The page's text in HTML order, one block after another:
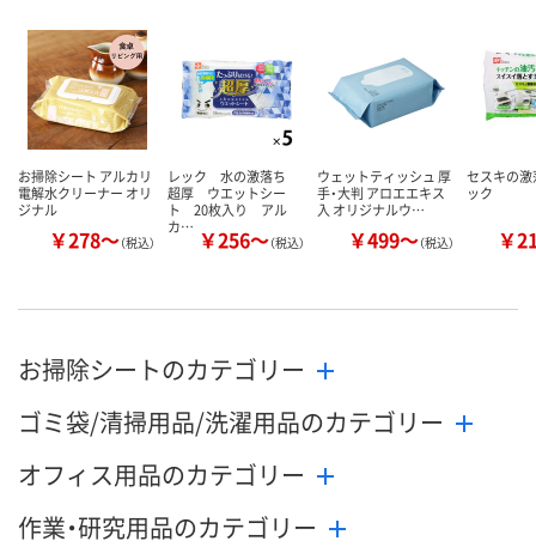
お掃除シート アルカリ
電解水クリーナー オリ
ジナル
￥278～（税込）
レック 水の激落ち
超厚 ウエットシー
ト 20枚入り アル
カ… ￥256～（税込）
ウェットティッシュ 厚
手・大判 アロエエキス
入 オリジナルウ…
￥499～（税込）
セスキの
ック
￥
お掃除シートのカテゴリー
ゴミ袋/清掃用品/洗濯用品のカテゴリー
オフィス用品のカテゴリー
作業・研究用品のカテゴリー